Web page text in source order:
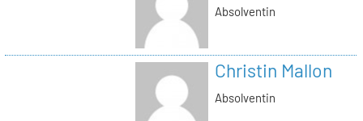
Absolventin
Christin Mallon
Absolventin